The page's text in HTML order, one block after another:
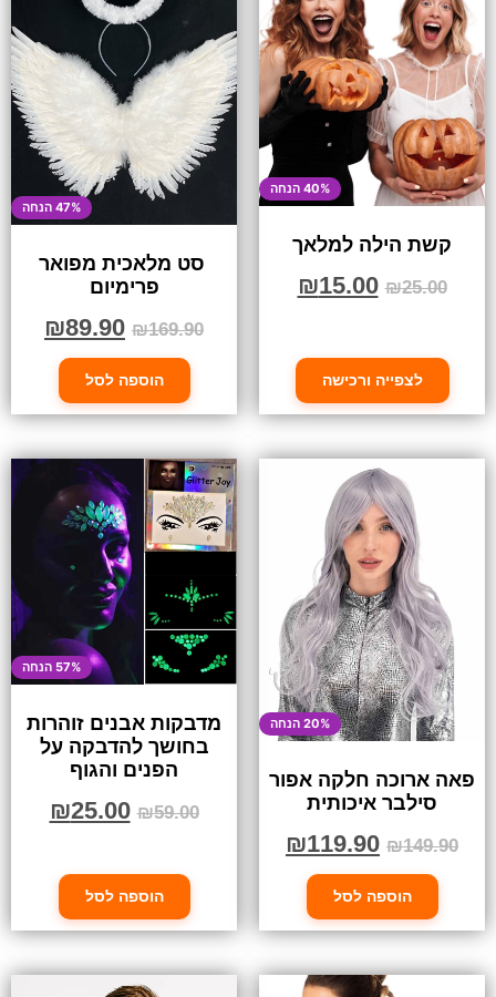
40% הנחה
קשת הילה למלאך
₪25.00
₪15.00
לצפייה ורכישה
47% הנחה
סט מלאכית מפואר
פרימיום
₪169.90
₪89.90
הוספה לסל
20% הנחה
פאה ארוכה חלקה אפור
סילבר איכותית
₪149.90
₪119.90
הוספה לסל
57% הנחה
מדבקות אבנים זוהרות
בחושך להדבקה על
הפנים והגוף
₪59.00
₪25.00
הוספה לסל